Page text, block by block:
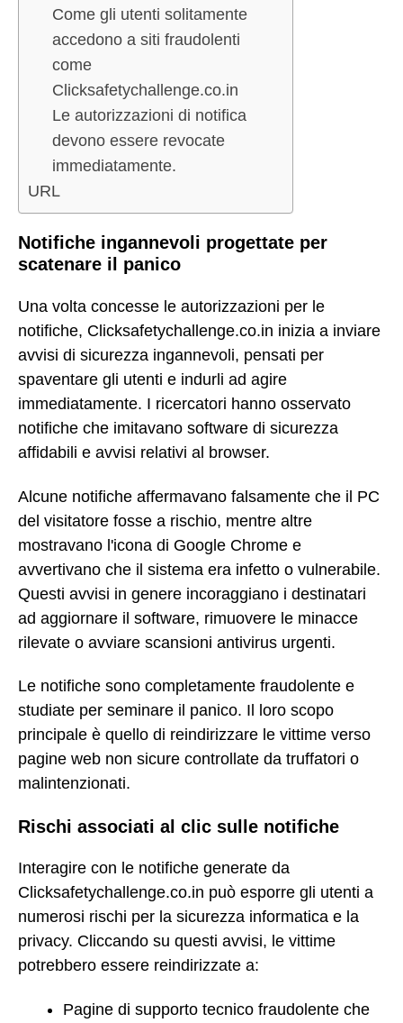
Come gli utenti solitamente
accedono a siti fraudolenti
come
Clicksafetychallenge.co.in
Le autorizzazioni di notifica
devono essere revocate
immediatamente.
URL
Notifiche ingannevoli progettate per
scatenare il panico
Una volta concesse le autorizzazioni per le
notifiche, Clicksafetychallenge.co.in inizia a inviare
avvisi di sicurezza ingannevoli, pensati per
spaventare gli utenti e indurli ad agire
immediatamente. I ricercatori hanno osservato
notifiche che imitavano software di sicurezza
affidabili e avvisi relativi al browser.
Alcune notifiche affermavano falsamente che il PC
del visitatore fosse a rischio, mentre altre
mostravano l'icona di Google Chrome e
avvertivano che il sistema era infetto o vulnerabile.
Questi avvisi in genere incoraggiano i destinatari
ad aggiornare il software, rimuovere le minacce
rilevate o avviare scansioni antivirus urgenti.
Le notifiche sono completamente fraudolente e
studiate per seminare il panico. Il loro scopo
principale è quello di reindirizzare le vittime verso
pagine web non sicure controllate da truffatori o
malintenzionati.
Rischi associati al clic sulle notifiche
Interagire con le notifiche generate da
Clicksafetychallenge.co.in può esporre gli utenti a
numerosi rischi per la sicurezza informatica e la
privacy. Cliccando su questi avvisi, le vittime
potrebbero essere reindirizzate a:
Pagine di supporto tecnico fraudolente che